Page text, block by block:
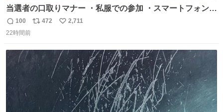
当選者の口取りマナー ・私服での参加 ・スマートフォンで
の撮影 ・調教師へ自分から握手を求める行為 ・シャツをズ
ボンにインしていない服装 ・ボディーバッグの着用 私も口
ほしい #DMMバヌーシ
返
信
100
リ
ト
数
472
い
数
2,711
22時間前